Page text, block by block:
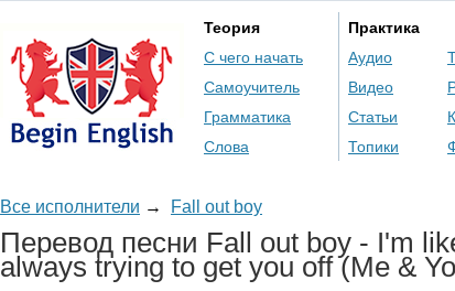
Теория
С чего начать
Самоучитель
Грамматика
Слова
Практика
Аудио
Видео
Статьи
Топики
Все исполнители → Fall out boy
Перевод песни Fall out boy - I'm
always trying to get you off(Me &